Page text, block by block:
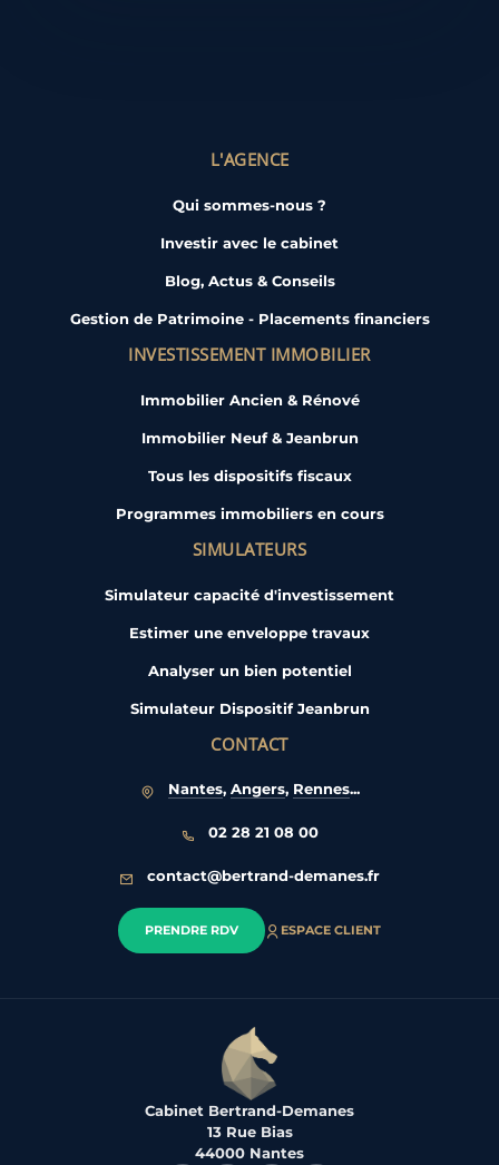
L'AGENCE
Qui sommes-nous ?
Investir avec le cabinet
Blog, Actus & Conseils
Gestion de Patrimoine - Placements financiers
INVESTISSEMENT IMMOBILIER
Immobilier Ancien & Rénové
Immobilier Neuf & Jeanbrun
Tous les dispositifs fiscaux
Programmes immobiliers en cours
SIMULATEURS
Simulateur capacité d'investissement
Estimer une enveloppe travaux
Analyser un bien potentiel
Simulateur Dispositif Jeanbrun
CONTACT
Nantes, Angers, Rennes...
02 28 21 08 00
contact@bertrand-demanes.fr
PRENDRE RDV ESPACE CLIENT
Cabinet Bertrand-Demanes
13 Rue Bias
44000 Nantes